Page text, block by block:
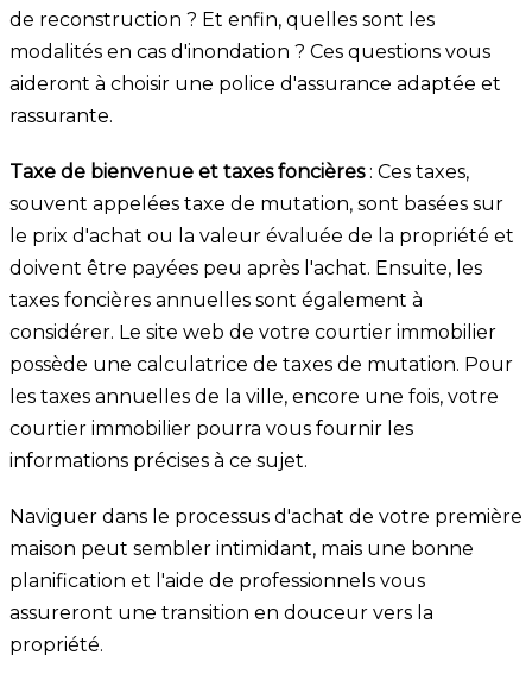
de reconstruction ? Et enfin, quelles sont les
modalités en cas d'inondation ? Ces questions vous
aideront à choisir une police d'assurance adaptée et
rassurante.
Taxe de bienvenue et taxes foncières: Ces taxes,
souvent appelées taxe de mutation, sont basées sur
le prix d'achat ou la valeur évaluée de la propriété et
doivent être payées peu après l'achat. Ensuite, les
taxes foncières annuelles sont également à
considérer. Le site web de votre courtier immobilier
possède une calculatrice de taxes de mutation. Pour
les taxes annuelles de la ville, encore une fois, votre
courtier immobilier pourra vous fournir les
informations précises à ce sujet.
Naviguer dans le processus d'achat de votre première
maison peut sembler intimidant, mais une bonne
planification et l'aide de professionnels vous
assureront une transition en douceur vers la
propriété.